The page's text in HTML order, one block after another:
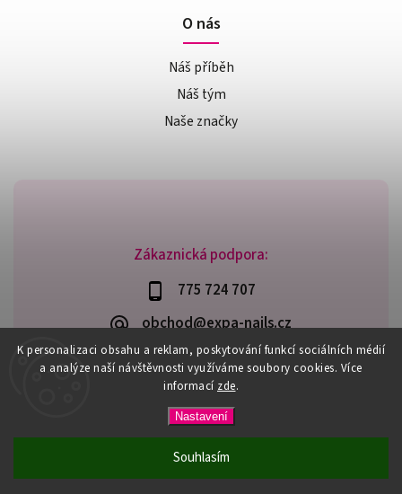
K personalizaci obsahu a reklam, poskytování funkcí sociálních médií
a analýze naší návštěvnosti využíváme soubory cookies. Více
informací zde.
Nastavení
Souhlasím
PŘI NÁKUPU NAD 600,- MÁTE DOPRAVU ZDARMA / DÁREK K
Zákaznická podpora:
775 724 707
obchod@expa-nails.cz
O nás
Náš příběh
Náš tým
Naše značky
Expanails.cz. Všechna práva vyhrazena.
Upravit nastavení cookies
VytvořilShoptet | Design